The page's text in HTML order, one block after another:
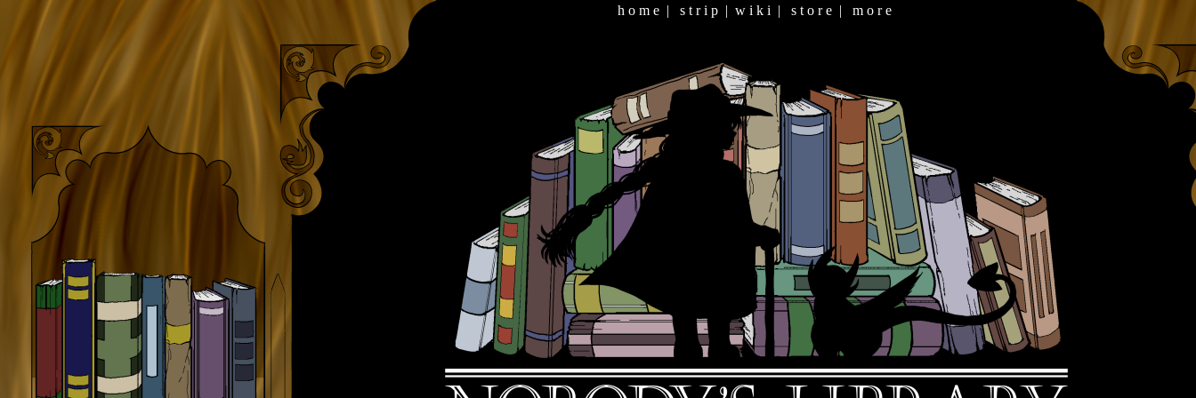
h o m e | s t r i p | w i k i | s t o r e | m o r e